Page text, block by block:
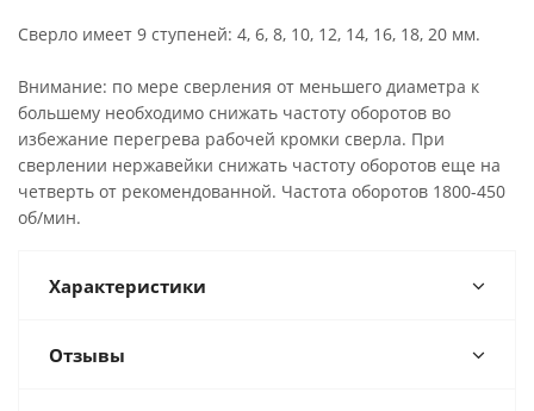
Сверло имеет 9 ступеней: 4, 6, 8, 10, 12, 14, 16, 18, 20 мм.
Внимание: по мере сверления от меньшего диаметра к
большему необходимо снижать частоту оборотов во
избежание перегрева рабочей кромки сверла. При
сверлении нержавейки снижать частоту оборотов еще на
четверть от рекомендованной. Частота оборотов 1800-450
об/мин.
Характеристики
Отзывы